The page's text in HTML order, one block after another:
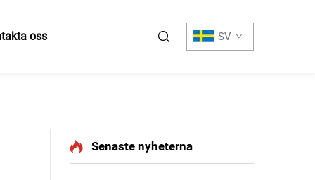
oss SV
Senaste nyheterna